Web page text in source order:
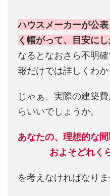
ハウスメーカーが公
く幅がって、目安にし
なるとなおさら不明
報だけでは詳しくわか
じゃぁ、実際の建築
らいいでしょうか。
あなたの、理想的な
およそどれく
を考えなければなりま